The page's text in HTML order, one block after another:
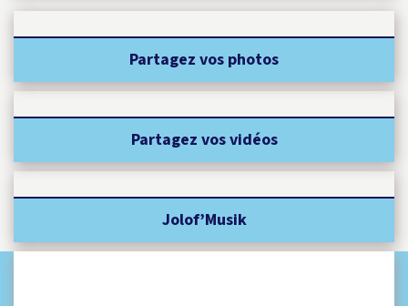
Partagez vos photos
Partagez vos vidéos
Jolof’Musik